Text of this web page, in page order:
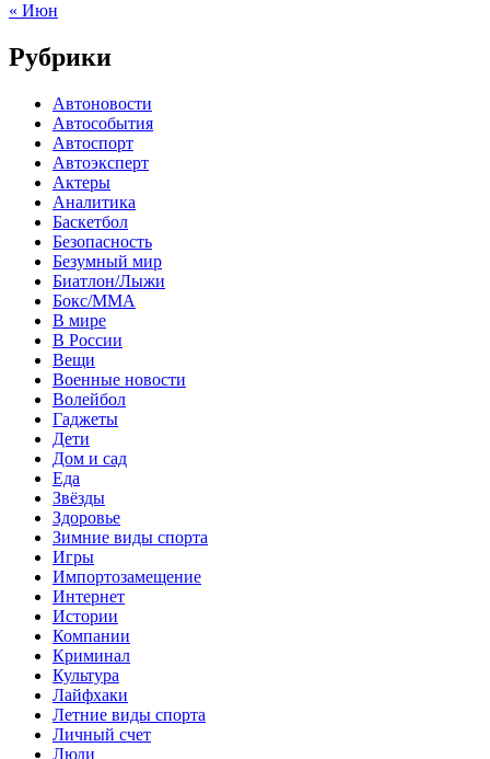
« Июн
Рубрики
Автоновости
Автособытия
Автоспорт
Автоэксперт
Актеры
Аналитика
Баскетбол
Безопасность
Безумный мир
Биатлон/Лыжи
Бокс/MMA
В мире
В России
Вещи
Военные новости
Волейбол
Гаджеты
Дети
Дом и сад
Еда
Звёзды
Здоровье
Зимние виды спорта
Игры
Импортозамещение
Интернет
Истории
Компании
Криминал
Культура
Лайфхаки
Летние виды спорта
Личный счет
Люди